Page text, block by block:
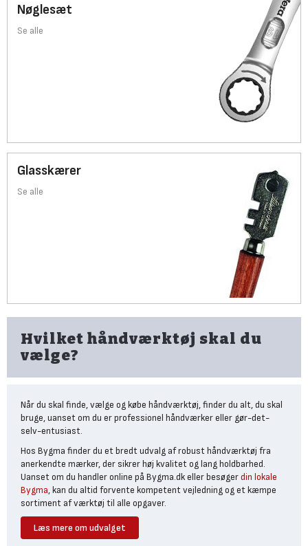
Nøglesæt
Se alle
Glasskærer
Se alle
Hvilket håndværktøj skal du
vælge?
Når du skal finde, vælge og købe håndværktøj, finder du alt, du skal
bruge, uanset om du er professionel håndværker eller gør-det-
selv-entusiast.
Hos Bygma finder du et bredt udvalg af robust håndværktøj fra
anerkendte mærker, der sikrer høj kvalitet og lang holdbarhed.
Uanset om du handler online på Bygma.dk eller besøgerdin lokale
Bygma, kan du altid forvente kompetent vejledning og et kæmpe
sortiment af værktøj til alle opgaver.
Save og nedstrygere til præcise snit i træ,
Læs mere om udvalget